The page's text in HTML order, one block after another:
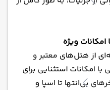
از هتل‌های معتبر و
امکانات استثنایی برای
بی‌انتها تا اسپا و